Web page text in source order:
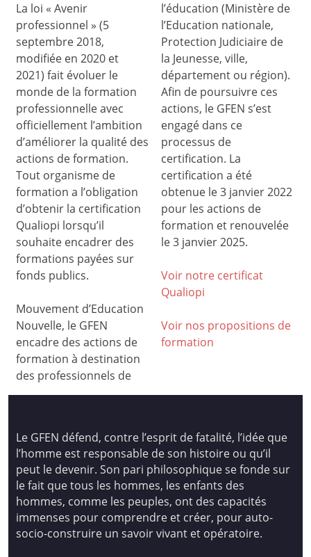
La loi « Avenir
professionnel » (5
septembre 2018,
modifiée en 2020 et
2021) fait évoluer le
monde de la formation
professionnelle avec
officiellement l’ambition
d’améliorer la qualité des
actions de formation.
Tout organisme de
formation a l’obligation
d’obtenir la certification
Qualiopi lorsqu’il
souhaite encadrer des
formations payées sur
fonds publics.
Mouvement d’Education
Nouvelle, le GFEN
encadre des actions de
formation à destination
des professionnels de
l’éducation (Ministère de
l’Education nationale,
Protection Judiciaire de
la Jeunesse, ville,
département ou région).
Afin de poursuivre ces
actions, le GFEN s’est
engagé dans ce
processus de
certification. La
certification a été
obtenue le 3 janvier 2022
pour les actions de
formation et renouvelée
le 3 janvier 2025.
Voir notre certificat
Qualiopi
Voir nos propositions de
formation
Le GFEN défend, contre l’esprit de fatalité, l’idée que
l’homme est responsable de son histoire ou qu’il
peut le devenir. Son pari philosophique se fonde sur
le fait que tous les hommes, les enfants des
hommes, comme les peuples, ont des capacités
immenses pour comprendre et créer, pour auto-
socio-construire un savoir vivant et opératoire.